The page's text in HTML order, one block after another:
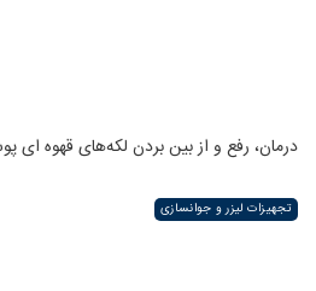
درمان، رفع و از بین بردن لکه‌های قهوه ای
تجهیزات لیزر و جوانسازی